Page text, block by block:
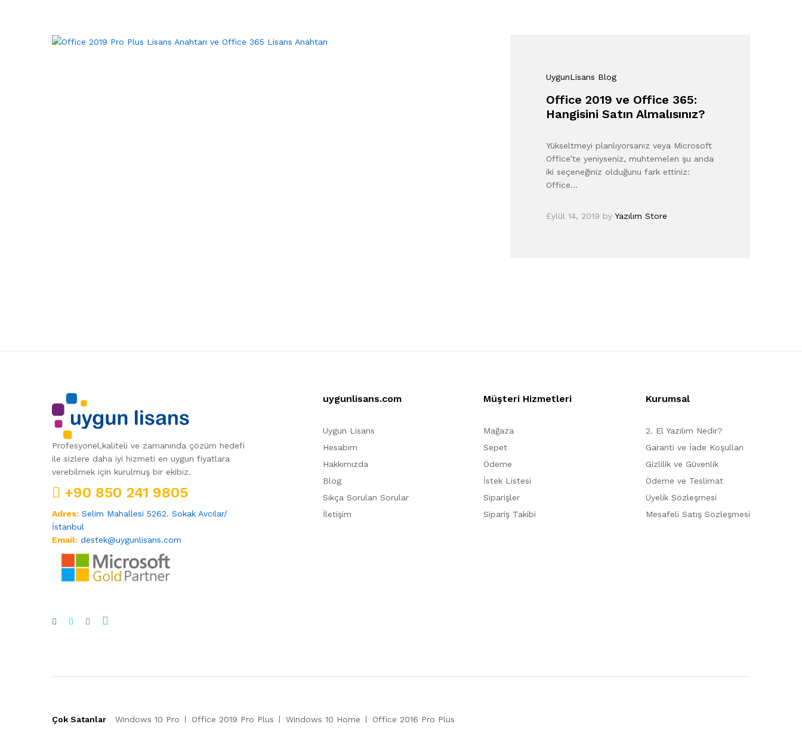
UygunLisans Blog
Office 2019 ve Office 365:
Hangisini Satın Almalısınız?
Yükseltmeyi planlıyorsanız veya Microsoft
Office’te yeniyseniz, muhtemelen şu anda
iki seçeneğiniz olduğunu fark ettiniz:
Office…
Eylül 14, 2019 byYazılım Store
Profesyonel,kaliteli ve zamanında çözüm hedefi
ile sizlere daha iyi hizmeti en uygun fiyatlara
verebilmek için kurulmuş bir ekibiz.
+90 850 241 9805
Adres: Selim Mahallesi 5262. Sokak Avcılar/
İstanbul
Email: destek@uygunlisans.com
uygunlisans.com
Uygun Lisans
Hesabım
Hakkımızda
Blog
Sıkça Sorulan Sorular
İletişim
Müşteri Hizmetleri
Mağaza
Sepet
Ödeme
İstek Listesi
Siparişler
Sipariş Takibi
Kurumsal
2. El Yazılım Nedir?
Garanti ve İade Koşulları
Gizlilik ve Güvenlik
Ödeme ve Teslimat
Üyelik Sözleşmesi
Mesafeli Satış Sözleşmesi
Çok Satanlar Windows 10 Pro Office 2019 Pro Plus Windows 10 Home Office 2016 Pro Plus